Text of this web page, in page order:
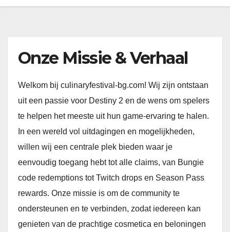
Onze Missie & Verhaal
Welkom bij culinaryfestival-bg.com! Wij zijn ontstaan
uit een passie voor Destiny 2 en de wens om spelers
te helpen het meeste uit hun game-ervaring te halen.
In een wereld vol uitdagingen en mogelijkheden,
willen wij een centrale plek bieden waar je
eenvoudig toegang hebt tot alle claims, van Bungie
code redemptions tot Twitch drops en Season Pass
rewards. Onze missie is om de community te
ondersteunen en te verbinden, zodat iedereen kan
genieten van de prachtige cosmetica en beloningen